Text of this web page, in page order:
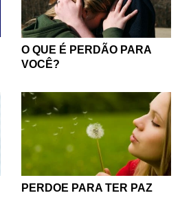
O QUE É PERDÃO PARA
VOCÊ?
PERDOE PARA TER PAZ